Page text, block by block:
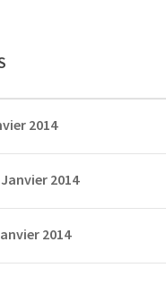
2014
2014
2014